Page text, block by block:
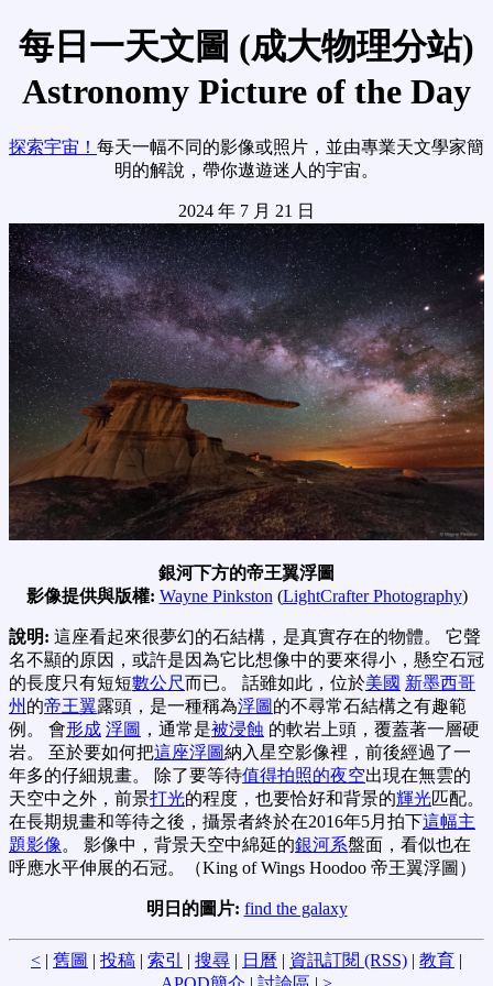
每日一天文圖 (成大物理分站)
Astronomy Picture of the Day
探索宇宙！ 每天一幅不同的影像或照片，並由專業天文學家簡
明的解說，帶你遨遊迷人的宇宙。
2024 年 7 月 21 日
銀河下方的帝王翼浮圖
影像提供與版權: Wayne Pinkston (LightCrafter Photography)
說明: 這座看起來很夢幻的石結構，是真實存在的物體。 它聲
名不顯的原因，或許是因為它比想像中的要來得小，懸空石冠
的長度只有短短數公尺而已。 話雖如此，位於美國 新墨西哥
州 的帝王翼露頭，是一種稱為浮圖 的不尋常石結構之有趣範
例。 會形成 浮圖 ，通常是被浸蝕 的軟岩上頭，覆蓋著一層硬
岩。 至於要如何把這座浮圖納入星空影像裡，前後經過了一
年多的仔細規畫。 除了要等待值得拍照的夜空出現在無雲的
天空中之外，前景打光的程度，也要恰好和背景的輝光匹配。
在長期規畫和等待之後，攝景者終於在2016年5月拍下這幅主
題影像。 影像中，背景天空中綿延的銀河系盤面，看似也在
呼應水平伸展的石冠。（King of Wings Hoodoo 帝王翼浮圖）
明日的圖片: find the galaxy
< | 舊圖 | 投稿 | 索引 | 搜尋 | 日曆 | 資訊訂閱 (RSS) | 教育 |